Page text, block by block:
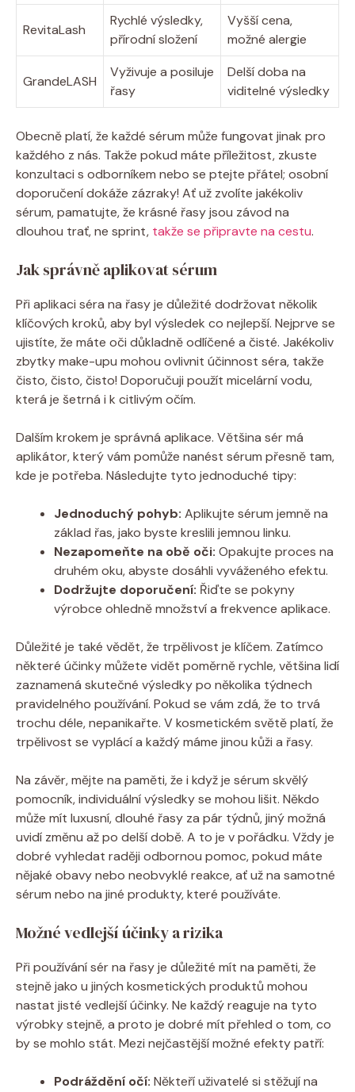
RevitaLash
Rychlé výsledky,
přírodní složení
Vyšší cena,
možné alergie
GrandeLASH
Vyživuje a posiluje
řasy
Delší doba na
viditelné výsledky
Obecně platí, že každé sérum může fungovat jinak pro
každého z nás. Takže pokud máte příležitost, zkuste
konzultaci s odborníkem nebo se ptejte přátel; osobní
doporučení dokáže zázraky! Ať už zvolíte jakékoliv
sérum, pamatujte, že krásné řasy jsou závod na
dlouhou trať, ne sprint, takže se připravte na cestu.
Jak správně aplikovat sérum
Při aplikaci séra na řasy je důležité dodržovat několik
klíčových kroků, aby byl výsledek co nejlepší. Nejprve se
ujistíte, že máte oči důkladně odlíčené a čisté. Jakékoliv
zbytky make-upu mohou ovlivnit účinnost séra, takže
čisto, čisto, čisto! Doporučuji použít micelární vodu,
která je šetrná i k citlivým očím.
Dalším krokem je správná aplikace. Většina sér má
aplikátor, který vám pomůže nanést sérum přesně tam,
kde je potřeba. Následujte tyto jednoduché tipy:
Jednoduchý pohyb: Aplikujte sérum jemně na
základ řas, jako byste kreslili jemnou linku.
Nezapomeňte na obě oči: Opakujte proces na
druhém oku, abyste dosáhli vyváženého efektu.
Dodržujte doporučení: Řiďte se pokyny
výrobce ohledně množství a frekvence aplikace.
Důležité je také vědět, že trpělivost je klíčem. Zatímco
některé účinky můžete vidět poměrně rychle, většina lidí
zaznamená skutečné výsledky po několika týdnech
pravidelného používání. Pokud se vám zdá, že to trvá
trochu déle, nepanikařte. V kosmetickém světě platí, že
trpělivost se vyplácí a každý máme jinou kůži a řasy.
Na závěr, mějte na paměti, že i když je sérum skvělý
pomocník, individuální výsledky se mohou lišit. Někdo
může mít luxusní, dlouhé řasy za pár týdnů, jiný možná
uvidí změnu až po delší době. A to je v pořádku. Vždy je
dobré vyhledat raději odbornou pomoc, pokud máte
nějaké obavy nebo neobvyklé reakce, ať už na samotné
sérum nebo na jiné produkty, které používáte.
Možné vedlejší účinky a rizika
Při používání sér na řasy je důležité mít na paměti, že
stejně jako u jiných kosmetických produktů mohou
nastat jisté vedlejší účinky. Ne každý reaguje na tyto
výrobky stejně, a proto je dobré mít přehled o tom, co
by se mohlo stát. Mezi nejčastější možné efekty patří:
Podráždění očí: Někteří uživatelé si stěžují na